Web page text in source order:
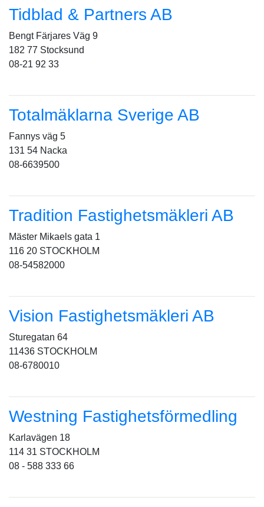
Tidblad & Partners AB
Bengt Färjares Väg 9
182 77 Stocksund
08-21 92 33
Totalmäklarna Sverige AB
Fannys väg 5
131 54 Nacka
08-6639500
Tradition Fastighetsmäkleri AB
Mäster Mikaels gata 1
116 20 STOCKHOLM
08-54582000
Vision Fastighetsmäkleri AB
Sturegatan 64
11436 STOCKHOLM
08-6780010
Westning Fastighetsförmedling
Karlavägen 18
114 31 STOCKHOLM
08 - 588 333 66